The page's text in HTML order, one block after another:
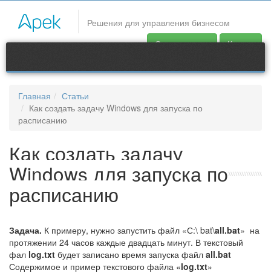
CRM системы
В статье рассмотрено на примере как создать задачу Windows
Продукты
Контакты
support@apec.com.ua
Решения для управления бизнесом
Скачать демо
Купить
Главная
Статьи
Как создать задачу Windows для запуска по
расписанию
Как создать задачу
Windows для запуска по
расписанию
Задача. К примеру, нужно запустить файл «С:\ bat\all.bat» на
протяжении 24 часов каждые двадцать минут. В текстовый
фал log.txt будет записано время запуска файл all.bat
Содержимое и пример текстового файла «log.txt»